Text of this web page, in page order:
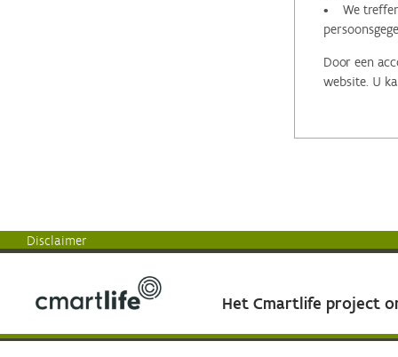
• We treffen
Door een
website. U
Disclaimer
Het Cmartlife project